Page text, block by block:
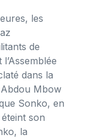
les
de
dans la
Mbow
Sonko, en
son
la